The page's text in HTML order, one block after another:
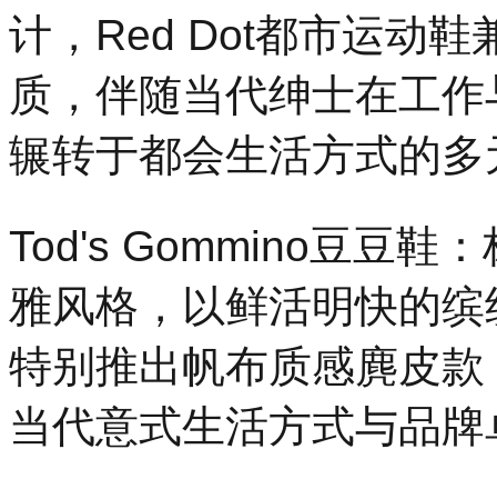
计，Red Dot都市运动鞋
质，伴随当代绅士在工
辗转于都会生活方式的
Tod's Gommino豆豆鞋
雅风格，以鲜活明快的
特别推出帆布质感麂皮
当代意式生活方式与品